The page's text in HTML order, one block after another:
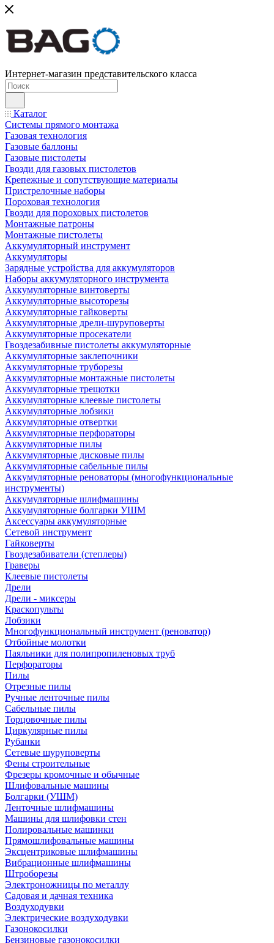
Интернет-магазин представительского класса
Каталог
Системы прямого монтажа
Газовая технология
Газовые баллоны
Газовые пистолеты
Гвозди для газовых пистолетов
Крепежные и сопутствующие материалы
Пристрелочные наборы
Пороховая технология
Гвозди для пороховых пистолетов
Монтажные патроны
Монтажные пистолеты
Аккумуляторный инструмент
Аккумуляторы
Зарядные устройства для аккумуляторов
Наборы аккумуляторного инструмента
Аккумуляторные винтоверты
Аккумуляторные высоторезы
Аккумуляторные гайковерты
Аккумуляторные дрели-шуруповерты
Аккумуляторные просекатели
Гвоздезабивные пистолеты аккумуляторные
Аккумуляторные заклепочники
Аккумуляторные труборезы
Аккумуляторные монтажные пистолеты
Аккумуляторные трещотки
Аккумуляторные клеевые пистолеты
Аккумуляторные лобзики
Аккумуляторные отвертки
Аккумуляторные перфораторы
Аккумуляторные пилы
Аккумуляторные дисковые пилы
Аккумуляторные сабельные пилы
Аккумуляторные реноваторы (многофункциональные
инструменты)
Аккумуляторные шлифмашины
Аккумуляторные болгарки УШМ
Аксессуары аккумуляторные
Сетевой инструмент
Гайковерты
Гвоздезабиватели (степлеры)
Граверы
Клеевые пистолеты
Дрели
Дрели - миксеры
Краскопульты
Лобзики
Многофункциональный инструмент (реноватор)
Отбойные молотки
Паяльники для полипропиленовых труб
Перфораторы
Пилы
Отрезные пилы
Ручные ленточные пилы
Сабельные пилы
Торцовочные пилы
Циркулярные пилы
Рубанки
Сетевые шуруповерты
Фены строительные
Фрезеры кромочные и обычные
Шлифовальные машины
Болгарки (УШМ)
Ленточные шлифмашины
Машины для шлифовки стен
Полировальные машинки
Прямошлифовальные машины
Эксцентриковые шлифмашины
Вибрационные шлифмашины
Штроборезы
Электроножницы по металлу
Садовая и дачная техника
Воздуходувки
Электрические воздуходувки
Газонокосилки
Бензиновые газонокосилки